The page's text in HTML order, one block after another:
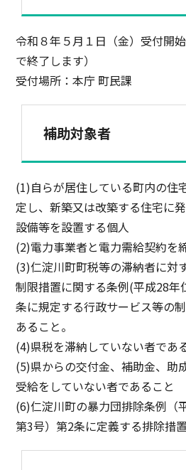
令和８年５月１日（金）受付開
で終了します）
受付場所：本庁 町民課
補助対象者
(1)自らが居住している町内の住
定し、新築又は改築する住宅に
設備等を設置する個人
(2)電力事業者と電力需給契約を
(3)仁淀川町町税等の滞納者に対
制限措置に関する条例(平成28年
条に規定する行政サービス等の
あること。
(4)県税を滞納していない者であ
(5)県からの交付金、補助金、助
受給をしていない者であること
(6)仁淀川町の暴力団排除条例（
第3号）第2条に定義する排除措